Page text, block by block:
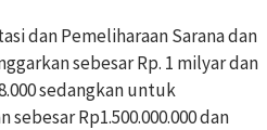
dan Pemeliharaan Sarana dan
sebesar Rp. 1 milyar dan
sedangkan untuk
Rp1.500.000.000 dan